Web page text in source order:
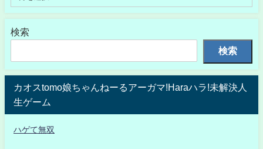
検索
検索
カオスtomo娘ちゃんねーるアーガマ!Haraハラ!未解決人
生ゲーム
ハゲて無双